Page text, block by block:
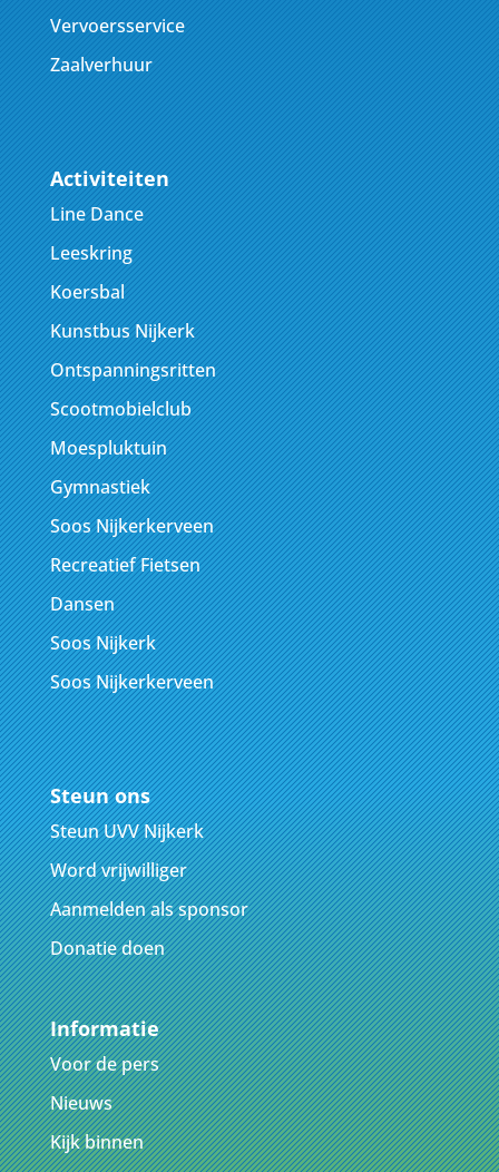
Vervoersservice
Zaalverhuur
Activiteiten
Line Dance
Leeskring
Koersbal
Kunstbus Nijkerk
Ontspanningsritten
Scootmobielclub
Moespluktuin
Gymnastiek
Soos Nijkerkerveen
Recreatief Fietsen
Dansen
Soos Nijkerk
Soos Nijkerkerveen
Steun ons
Steun UVV Nijkerk
Word vrijwilliger
Aanmelden als sponsor
Donatie doen
Informatie
Voor de pers
Nieuws
Kijk binnen